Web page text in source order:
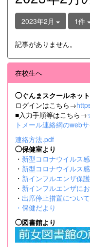
2023年2月 1件
記事がありません。
在校生へ
◯ぐんまスクールネッ
ログインはこちら→
■入力手順等はこちら→
トメール連絡網のweb
連絡方法.pdf
◯保健室より
・ 新型コロナウイルス
・ 新型コロナウイルス
・ 新インフルエンザ保
・ 新インフルエンザに
・ 出席停止措置につい
・ 保健だより
◯図書館より